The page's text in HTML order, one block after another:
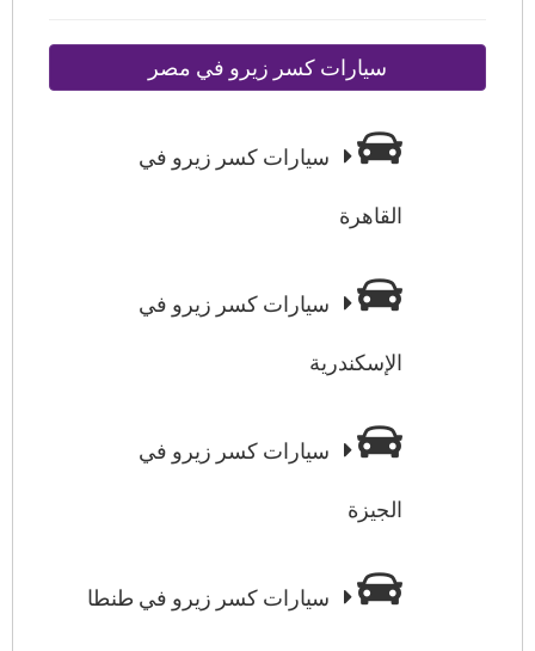
سيارات كسر زيرو في مصر
سيارات كسر زيرو في
القاهرة
سيارات كسر زيرو في
الإسكندرية
سيارات كسر زيرو في
الجيزة
سيارات كسر زيرو في طنطا